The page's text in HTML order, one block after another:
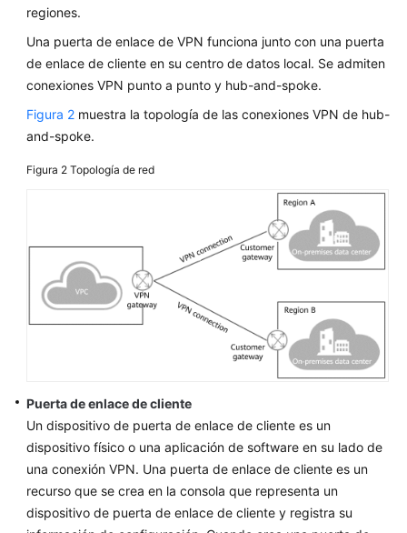
Seguridad
Gestión
de
VPN
Básicos
Pasos
iniciales
usuario
Preguntas
frecuentes
Referencia
de
regiones.
Una puerta de enlace de VPN funciona junto con una puerta
de enlace de cliente en su centro de datos local. Se admiten
conexiones VPN punto a punto y hub-and-spoke.
Figura 2 muestra la topología de las conexiones VPN de hub-
and-spoke.
Figura 2 Topología de red
Puerta de enlace de cliente
Un dispositivo de puerta de enlace de cliente es un
dispositivo físico o una aplicación de software en su lado de
una conexión VPN. Una puerta de enlace de cliente es un
recurso que se crea en la consola que representa un
dispositivo de puerta de enlace de cliente y registra su